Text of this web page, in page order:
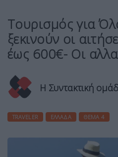
Τουρισμός για
ξεκινούν οι
έως 600€- Οι
Η Συντακτική
TRAVELER ΕΛΛΆΔΑ ΘΈΜΑ 4